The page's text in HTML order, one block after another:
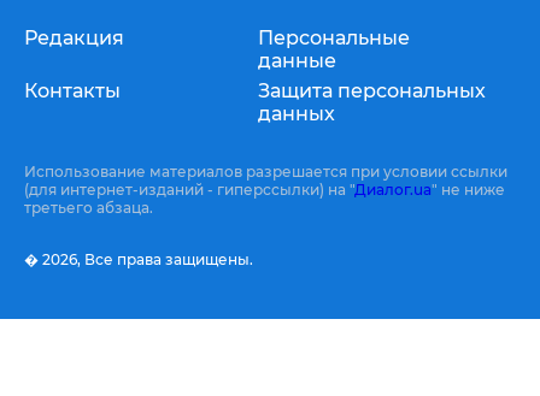
Редакция
Контакты
Персональные
данные
Защита персональных
данных
Использование материалов разрешается при условии ссылки
(для интернет-изданий - гиперссылки) на "Диалог.ua" не ниже
третьего абзаца.
� 2026, Все права защищены.